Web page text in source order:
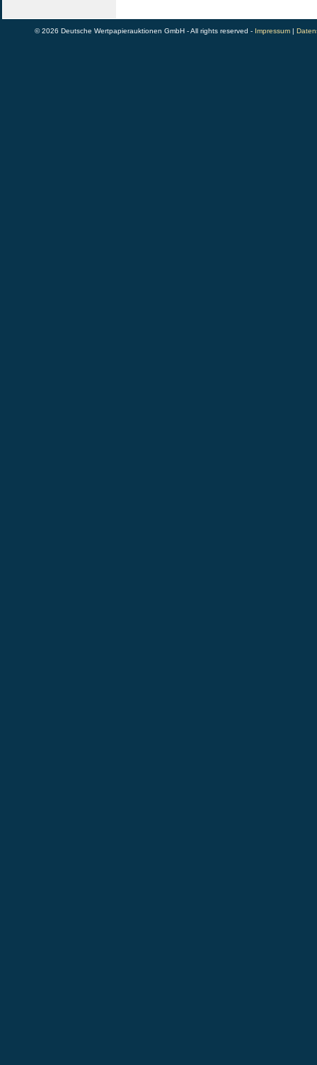
© 2026 Deutsche Wertpapierauktionen GmbH - All rights reserved - Impressum|